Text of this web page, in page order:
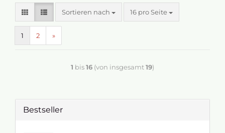
Sortieren nach 16 pro Seite
1 2 »
1 bis16 (von insgesamt19)
Bestseller